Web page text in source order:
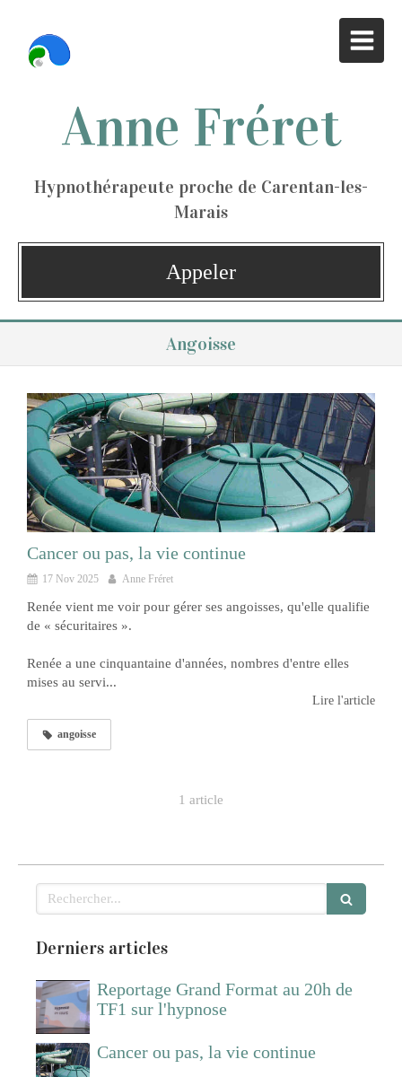
Anne Fréret
Hypnothérapeute proche de Carentan-les-
Marais
Appeler
Angoisse
Cancer ou pas, la vie continue
17 Nov 2025 Anne Fréret
Renée vient me voir pour gérer ses angoisses, qu'elle qualifie
de « sécuritaires ».
Renée a une cinquantaine d'années, nombres d'entre elles
mises au servi...
Lire l'article
angoisse
1 article
Rechercher
Derniers articles
Reportage Grand Format au 20h de
TF1 sur l'hypnose
Cancer ou pas, la vie continue